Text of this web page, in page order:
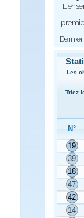
Les
Triez
N°
19
39
18
47
42
14